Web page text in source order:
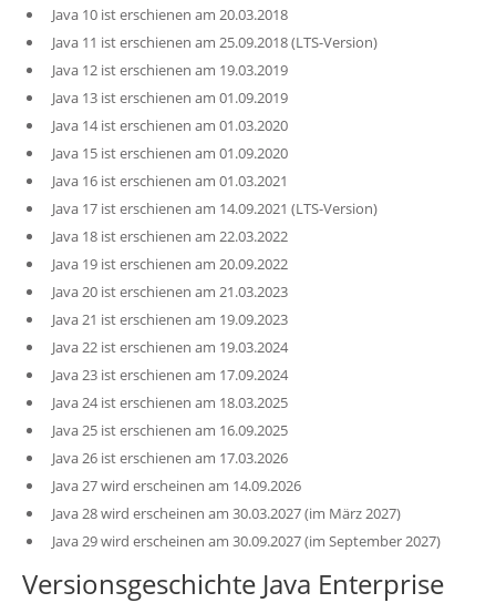
Java 10 ist erschienen am 20.03.2018
Java 11 ist erschienen am 25.09.2018 (LTS-Version)
Java 12 ist erschienen am 19.03.2019
Java 13 ist erschienen am 01.09.2019
Java 14 ist erschienen am 01.03.2020
Java 15 ist erschienen am 01.09.2020
Java 16 ist erschienen am 01.03.2021
Java 17 ist erschienen am 14.09.2021 (LTS-Version)
Java 18 ist erschienen am 22.03.2022
Java 19 ist erschienen am 20.09.2022
Java 20 ist erschienen am 21.03.2023
Java 21 ist erschienen am 19.09.2023
Java 22 ist erschienen am 19.03.2024
Java 23 ist erschienen am 17.09.2024
Java 24 ist erschienen am 18.03.2025
Java 25 ist erschienen am 16.09.2025
Java 26 ist erschienen am 17.03.2026
Java 27 wird erscheinen am 14.09.2026
Java 28 wird erscheinen am 30.03.2027 (im März 2027)
Java 29 wird erscheinen am 30.09.2027 (im September 2027)
Versionsgeschichte Java Enterprise